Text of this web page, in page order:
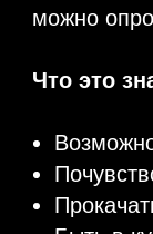
можно
Что это